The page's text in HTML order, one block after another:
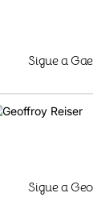
Sigue a
Sigue a